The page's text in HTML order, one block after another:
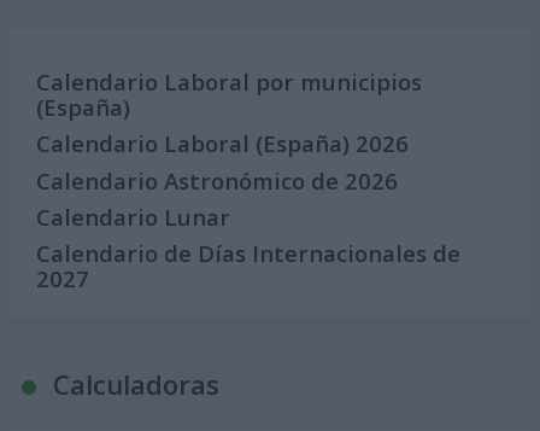
Calendario Laboral por municipios
(España)
Calendario Laboral (España) 2026
Calendario Astronómico de 2026
Calendario Lunar
Calendario de Días Internacionales de
2027
Calculadoras